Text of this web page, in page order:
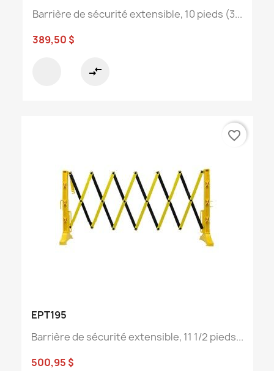
Barrière de sécurité extensible, 10 pieds (3...
389,50 $
compare_arrows
EPT195
Barrière de sécurité extensible, 11 1/2 pieds...
500,95 $
favorite_border